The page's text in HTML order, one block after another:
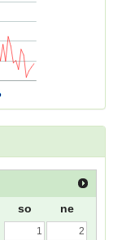
so ne
1
2